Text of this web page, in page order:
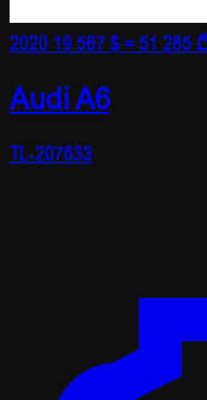
2020 19 567 $≈ 51 285 ₾
Audi A6
TL-207633